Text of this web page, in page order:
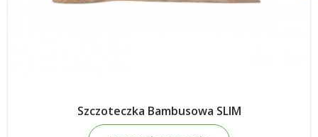
Szczoteczka Bambusowa SLIM